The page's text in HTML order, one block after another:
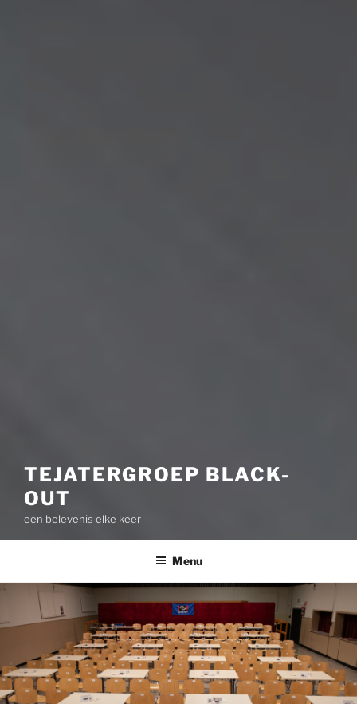
TEJATERGROEP BLACK-
OUT
een belevenis elke keer
Menu